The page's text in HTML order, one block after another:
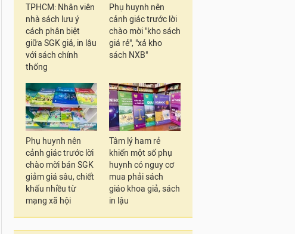
TPHCM: Nhân viên
nhà sách lưu ý
cách phân biệt
giữa SGK giả, in lậu
với sách chính
thống
Phụ huynh nên
cảnh giác trước lời
chào mời "kho sách
giá rẻ", "xả kho
sách NXB"
Phụ huynh nên
cảnh giác trước lời
chào mời bán SGK
giảm giá sâu, chiết
khấu nhiều từ
mạng xã hội
Tâm lý ham rẻ
khiến một số phụ
huynh có nguy cơ
mua phải sách
giáo khoa giả, sách
in lậu